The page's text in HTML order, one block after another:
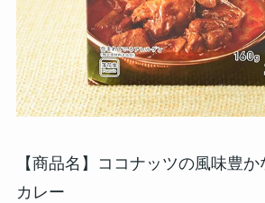
【商品名】ココナッツの風味豊
カレー